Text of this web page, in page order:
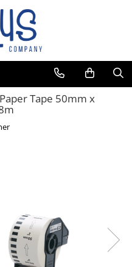
Tape 50mm x